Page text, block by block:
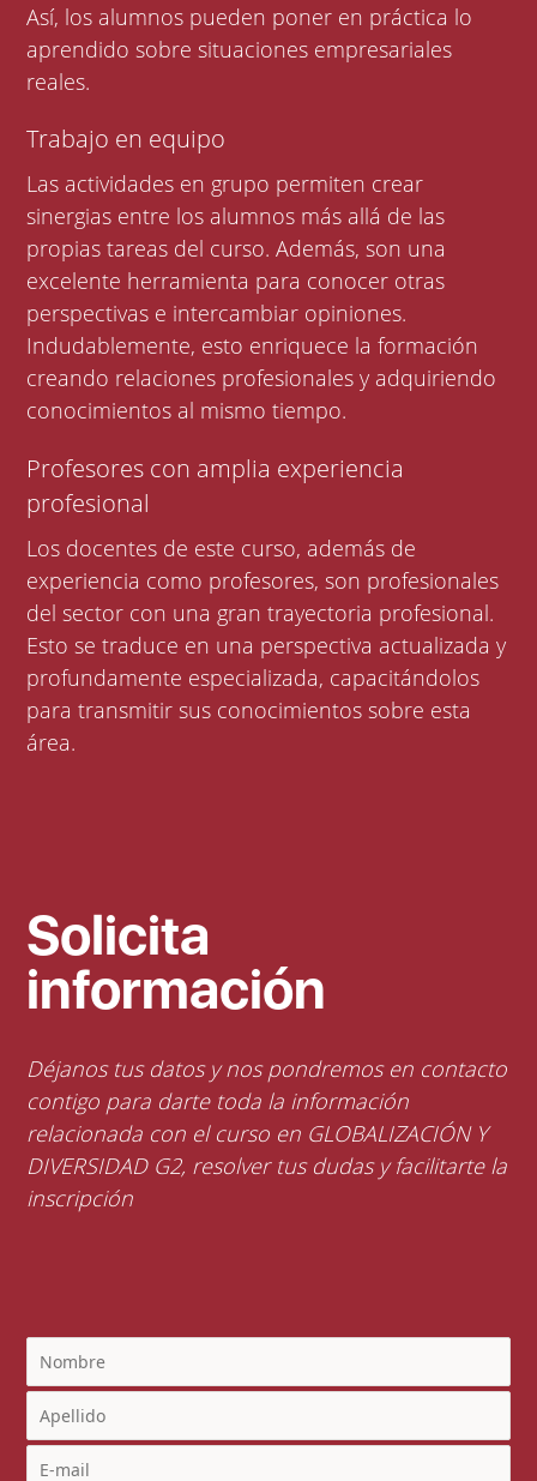
Así, los alumnos pueden poner en práctica lo
aprendido sobre situaciones empresariales
reales.
Trabajo en equipo
Las actividades en grupo permiten crear
sinergias entre los alumnos más allá de las
propias tareas del curso. Además, son una
excelente herramienta para conocer otras
perspectivas e intercambiar opiniones.
Indudablemente, esto enriquece la formación
creando relaciones profesionales y adquiriendo
conocimientos al mismo tiempo.
Profesores con amplia experiencia
profesional
Los docentes de este curso, además de
experiencia como profesores, son profesionales
del sector con una gran trayectoria profesional.
Esto se traduce en una perspectiva actualizada y
profundamente especializada, capacitándolos
para transmitir sus conocimientos sobre esta
área.
Solicita
información
Déjanos tus datos y nos pondremos en contacto
contigo para darte toda la información
relacionada con el curso en GLOBALIZACIÓN Y
DIVERSIDAD G2, resolver tus dudas y facilitarte la
inscripción